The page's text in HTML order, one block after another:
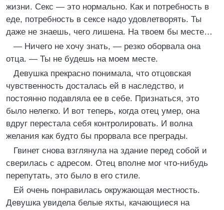
жизни. Секс — это нормально. Как и потребность в
еде, потребность в сексе надо удовлетворять. Ты
даже не знаешь, чего лишена. На твоем бы месте…
— Ничего не хочу знать, — резко оборвала она
отца. — Ты не будешь на моем месте.
Девушка прекрасно понимала, что отцовская
чувственность досталась ей в наследство, и
постоянно подавляла ее в себе. Признаться, это
было нелегко. И вот теперь, когда отец умер, она
вдруг перестала себя контролировать. И волна
желания как будто бы прорвала все преграды.
Гвинет снова взглянула на здание перед собой и
сверилась с адресом. Отец вполне мог что-нибудь
перепутать, это было в его стиле.
Ей очень понравилась окружающая местность.
Девушка увидела белые яхты, качающиеся на